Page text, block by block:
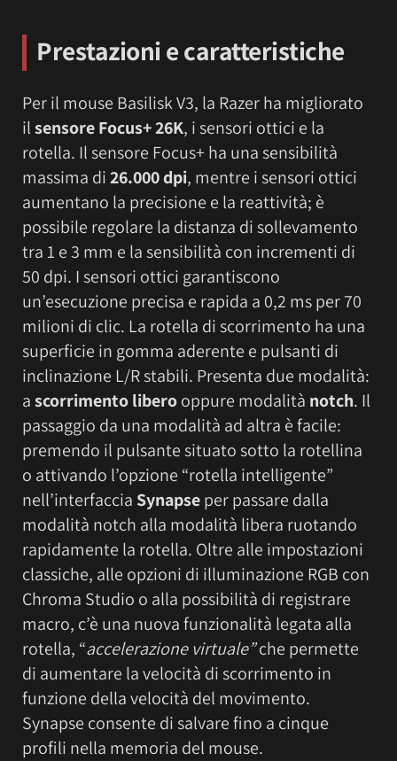
Prestazioni e caratteristiche
Per il mouse Basilisk V3, la Razer ha migliorato
ilsensore Focus+ 26K, i sensori ottici e la
rotella. Il sensore Focus+ ha una sensibilità
massima di26.000 dpi, mentre i sensori ottici
aumentano la precisione e la reattività; è
possibile regolare la distanza di sollevamento
tra 1 e 3 mm e la sensibilità con incrementi di
50 dpi. I sensori ottici garantiscono
un’esecuzione precisa e rapida a 0,2 ms per 70
milioni di clic. La rotella di scorrimento ha una
superficie in gomma aderente e pulsanti di
inclinazione L/R stabili. Presenta due modalità:
ascorrimento liberooppure modalità notch. Il
passaggio da una modalità ad altra è facile:
premendo il pulsante situato sotto la rotellina
o attivando l’opzione “rotella intelligente”
nell’interfaccia Synapseper passare dalla
modalità notch alla modalità libera ruotando
rapidamente la rotella. Oltre alle impostazioni
classiche, alle opzioni di illuminazione RGB con
Chroma Studio o alla possibilità di registrare
macro, c’è una nuova funzionalità legata alla
rotella, “accelerazione virtuale”che permette
di aumentare la velocità di scorrimento in
funzione della velocità del movimento.
Synapse consente di salvare fino a cinque
profili nella memoria del mouse.